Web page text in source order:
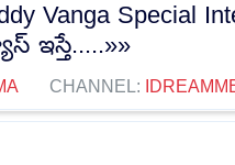
Vanga Special
ఇస్తే.....»»
CHANNEL: